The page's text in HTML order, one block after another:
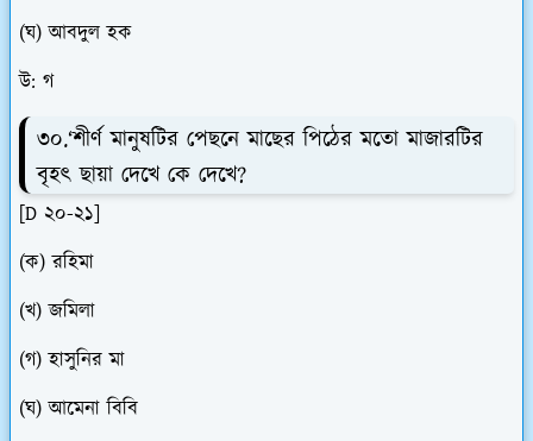
(ঘ) আবদুল হক
উ: গ
৩০.‘শীর্ণ মানুষটির পেছনে মাছের পিঠের মতো মাজারটির
বৃহৎ ছায়া দেখে কে দেখে?
[D ২০-২১]
(ক) রহিমা
(খ) জমিলা
(গ) হাসুনির মা
(ঘ) আমেনা বিবি